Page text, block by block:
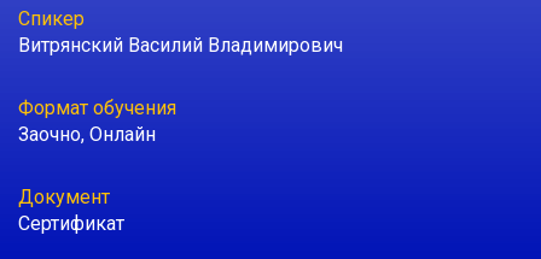
Спикер
Витрянский Василий Владимирович
Формат обучения
Заочно, Онлайн
Документ
Сертификат